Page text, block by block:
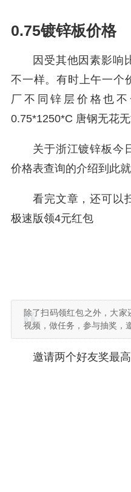
0.75镀锌板价格
因受其他因素影响
不一样。有时上午一个
厂不同锌层价格也
0.75*1250*C 唐钢无花无
关于浙江镀锌板今
价格表查询的介绍到此
看完文章，还可以
极速版领4元红包
除了扫码领红包之外，大
视频，做任务，参与抽奖，
邀请两个好友奖最